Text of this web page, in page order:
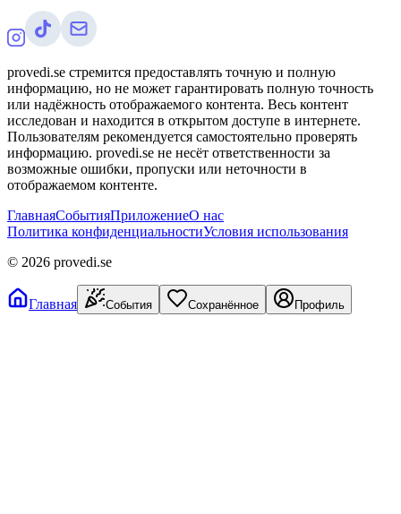
provedi.se стремится предоставлять точную и полную
информацию, но не может гарантировать полную точность
или надёжность отображаемого контента. Весь контент
исследован и находится в открытом доступе в интернете.
Пользователям рекомендуется самостоятельно проверять
информацию. provedi.se не несёт ответственности за
возможные ошибки, пропуски или неточности в
отображаемом контенте.
ГлавнаяСобытияПриложениеО нас
Политика конфиденциальностиУсловия использования
© 2026 provedi.se
Главная События Сохранённое Профиль